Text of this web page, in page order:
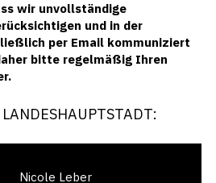
wir unvollständige
und in der
per Email kommuniziert
bitte regelmäßig Ihren
Nicole Leber